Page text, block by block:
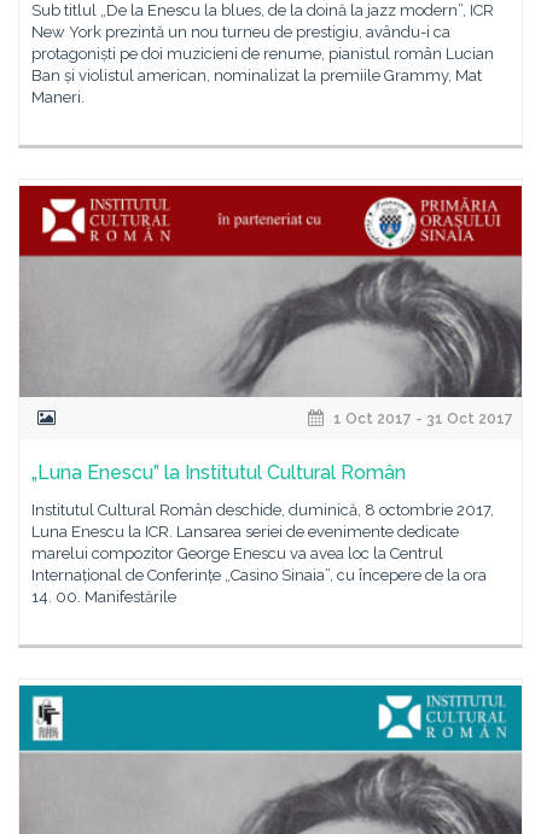
Sub titlul „De la Enescu la blues, de la doină la jazz modern”, ICR
New York prezintă un nou turneu de prestigiu, avându-i ca
protagoniști pe doi muzicieni de renume, pianistul român Lucian
Ban și violistul american, nominalizat la premiile Grammy, Mat
Maneri.
1 Oct 2017 - 31 Oct 2017
„Luna Enescu” la Institutul Cultural Român
Institutul Cultural Român deschide, duminică, 8 octombrie 2017,
Luna Enescu la ICR. Lansarea seriei de evenimente dedicate
marelui compozitor George Enescu va avea loc la Centrul
Internațional de Conferințe „Casino Sinaia”, cu începere de la ora
14. 00. Manifestările